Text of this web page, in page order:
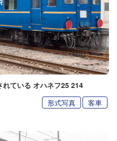
ている オハネフ25 214
形式写真 客車